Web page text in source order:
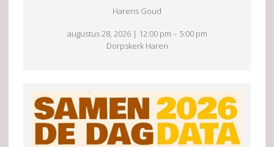
Harens Goud
augustus 28, 2026 | 12:00 pm – 5:00 pm
Dorpskerk Haren